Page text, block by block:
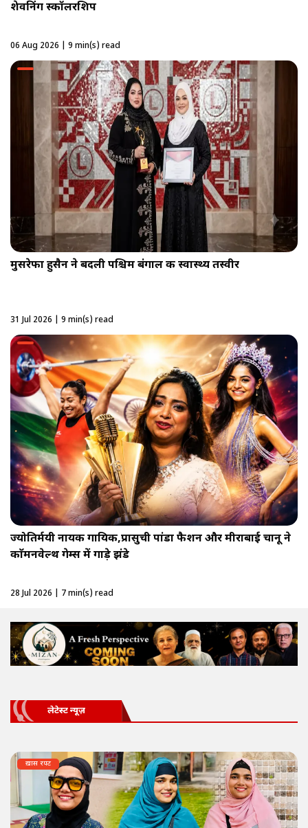
शेवनिंग स्कॉलरशिप
06 Aug 2026 | 9 min(s) read
मुसरेफा हुसैन ने बदली पश्चिम बंगाल की स्वास्थ्य तस्वीर
31 Jul 2026 | 9 min(s) read
ज्योतिर्मयी नायक गायिकी,प्रासुची पांडा फैशन और मीराबाई चानू ने
काॅमनवेल्थ गेम्स में गाड़े झंडे
28 Jul 2026 | 7 min(s) read
लेटेस्ट न्यूज़
ख़ास रपट